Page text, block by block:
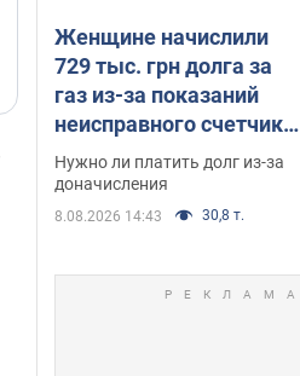
Женщине начислили
729 тыс. грн долга за
газ из-за показаний
неисправного счетчика:
судья вынес
неожиданное решение
Нужно ли платить долг из-за
доначисления
8.08.2026 14:43 30,8 т.